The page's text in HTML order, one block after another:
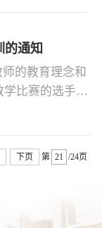
开始 下
231教室。青
议在线展示...
的通知
的教育理念和
比赛的选手的
达到以赛促
活动内容山东
验和参赛感
问题。二、时
下页 第 /24页